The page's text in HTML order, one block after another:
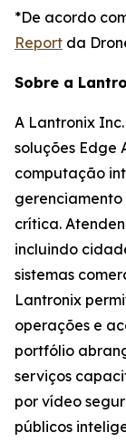
*De acordo
Report da
Sobre a
A Lantronix
soluções Edge
computação
crítica.
incluindo
sistemas
Lantronix
operações e
portfólio
serviços
por vídeo
públicos